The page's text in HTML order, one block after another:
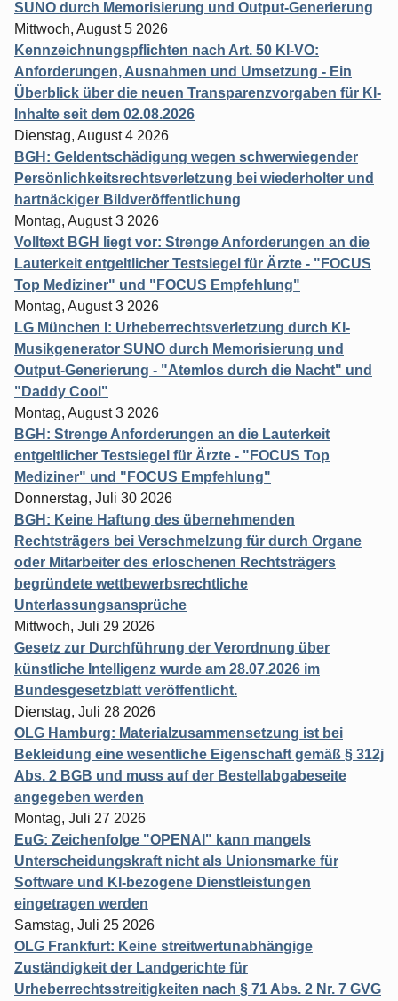
SUNO durch Memorisierung und Output-Generierung
Mittwoch, August 5 2026
Kennzeichnungspflichten nach Art. 50 KI-VO:
Anforderungen, Ausnahmen und Umsetzung - Ein
Überblick über die neuen Transparenzvorgaben für KI-
Inhalte seit dem 02.08.2026
Dienstag, August 4 2026
BGH: Geldentschädigung wegen schwerwiegender
Persönlichkeitsrechtsverletzung bei wiederholter und
hartnäckiger Bildveröffentlichung
Montag, August 3 2026
Volltext BGH liegt vor: Strenge Anforderungen an die
Lauterkeit entgeltlicher Testsiegel für Ärzte - "FOCUS
Top Mediziner" und "FOCUS Empfehlung"
Montag, August 3 2026
LG München I: Urheberrechtsverletzung durch KI-
Musikgenerator SUNO durch Memorisierung und
Output-Generierung - "Atemlos durch die Nacht" und
"Daddy Cool"
Montag, August 3 2026
BGH: Strenge Anforderungen an die Lauterkeit
entgeltlicher Testsiegel für Ärzte - "FOCUS Top
Mediziner" und "FOCUS Empfehlung"
Donnerstag, Juli 30 2026
BGH: Keine Haftung des übernehmenden
Rechtsträgers bei Verschmelzung für durch Organe
oder Mitarbeiter des erloschenen Rechtsträgers
begründete wettbewerbsrechtliche
Unterlassungsansprüche
Mittwoch, Juli 29 2026
Gesetz zur Durchführung der Verordnung über
künstliche Intelligenz wurde am 28.07.2026 im
Bundesgesetzblatt veröffentlicht.
Dienstag, Juli 28 2026
OLG Hamburg: Materialzusammensetzung ist bei
Bekleidung eine wesentliche Eigenschaft gemäß § 312j
Abs. 2 BGB und muss auf der Bestellabgabeseite
angegeben werden
Montag, Juli 27 2026
EuG: Zeichenfolge "OPENAI" kann mangels
Unterscheidungskraft nicht als Unionsmarke für
Software und KI-bezogene Dienstleistungen
eingetragen werden
Samstag, Juli 25 2026
OLG Frankfurt: Keine streitwertunabhängige
Zuständigkeit der Landgerichte für
Urheberrechtsstreitigkeiten nach § 71 Abs. 2 Nr. 7 GVG